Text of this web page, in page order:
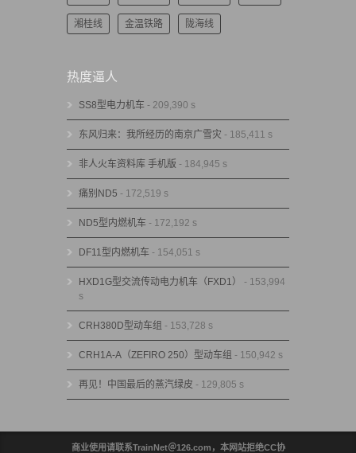
湘桂线 金温铁路 陇海线
热度逼人
SS8型电力机车 - 209,390 s
东风归来：我所经历的南京广雪灾 - 185,411 s
非人火车资料库 手机版 - 184,945 s
痛别ND5 - 172,519 s
ND5型内燃机车 - 172,192 s
DF11型内燃机车 - 154,051 s
HXD1G型交流传动电力机车（FXD1）
- 153,994
s
CRH380D型动车组 - 153,728 s
CRH1A-A（ZEFIRO 250）型动车组 - 150,942 s
再见！中国最后的蒸汽绿皮 - 129,805 s
商业使用请联系TrainNet＠126.com，本网站拒绝CC协